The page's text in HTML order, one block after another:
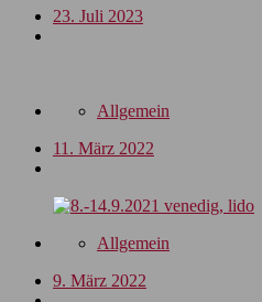
23. Juli 2023
Allgemein
11. März 2022
Allgemein
9. März 2022